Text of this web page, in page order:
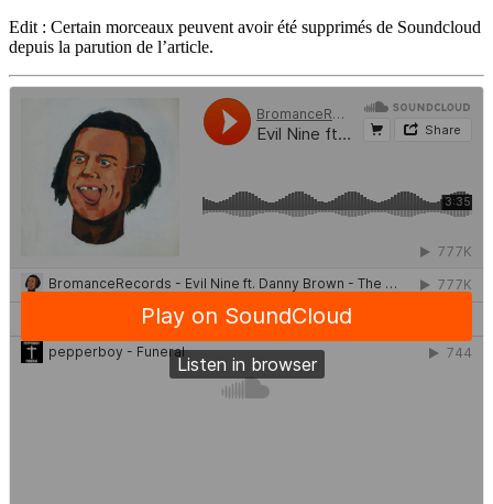
Edit : Certain morceaux peuvent avoir été supprimés de Soundcloud
depuis la parution de l’article.